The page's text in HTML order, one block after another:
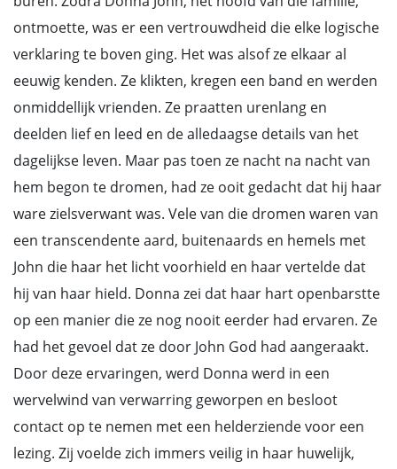
ontmoette, was er een vertrouwdheid die elke logische
verklaring te boven ging. Het was alsof ze elkaar al
eeuwig kenden. Ze klikten, kregen een band en werden
onmiddellijk vrienden. Ze praatten urenlang en
deelden lief en leed en de alledaagse details van het
dagelijkse leven. Maar pas toen ze nacht na nacht van
hem begon te dromen, had ze ooit gedacht dat hij haar
ware zielsverwant was. Vele van die dromen waren van
een transcendente aard, buitenaards en hemels met
John die haar het licht voorhield en haar vertelde dat
hij van haar hield. Donna zei dat haar hart openbarstte
op een manier die ze nog nooit eerder had ervaren. Ze
had het gevoel dat ze door John God had aangeraakt.
Door deze ervaringen, werd Donna werd in een
wervelwind van verwarring geworpen en besloot
contact op te nemen met een helderziende voor een
lezing. Zij voelde zich immers veilig in haar huwelijk,